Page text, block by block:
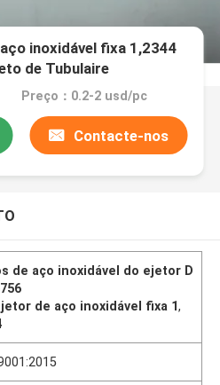
inoxidável fixa 1,2344
de Tubulaire
Preço：0.2-2 usd/pc
Contacte-nos
de aço inoxidável do ejetor D
de aço inoxidável fixa 1,